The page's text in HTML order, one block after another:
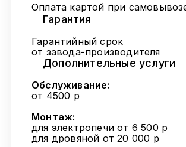
Оплата картой при
Гарантия
Гарантийный срок
от завода-производителя
Дополнительные услуги
Обслуживание:
от 4500 р
Монтаж:
для электропечи от 6 500 р
для дровяной от 20 000 р